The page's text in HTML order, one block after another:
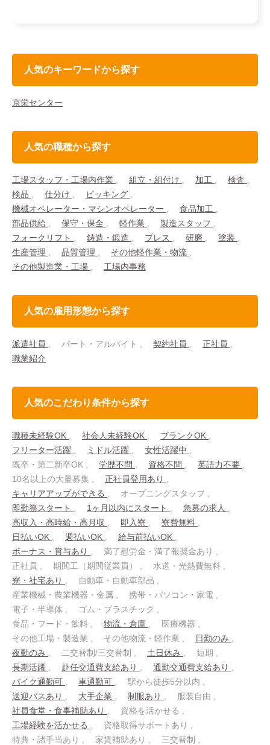
人気のキーワードから探す
京栄センター
人気の職種から探す
工場スタッフ・工場内作業 組立・組付け 加工
検査
検品
仕分け
ピッキング
機械オペレーター・マシンオペレーター
食品加工
部品供給
保守・保全 軽作業
製造スタッフ
フォークリフト
鋳造・鍛造 プレス 研磨
塗装
生産管理
品質管理
その他軽作業・物流
その他製造業・工場
工場内事務
人気の雇用形態から探す
派遣社員 パート・アルバイト 契約社員
正社員
職業紹介
人気のこだわり条件から探す
職種未経験OK 社会人未経験OK
ブランクOK
フリーター活躍
ミドル活躍
女性活躍中
既卒・第二新卒OK
学歴不問 資格不問
英語力不要
10名以上の大量募集
正社員登用あり
キャリアアップができる
オープニングスタッフ
即勤務スタート
1ヶ月以内にスタート
急募の求人
高収入・高時給・高月収
即入寮
寮費無料
日払いOK
週払いOK
給与前払いOK
ボーナス・賞与あり
満了慰労金・満了報奨金あり
正社員
期間工（期間従業員）
水道・光熱費無料
寮・社宅あり
自動車・自動車部品
産業機械・農業機器・金属
携帯・パソコン・家電
電子・半導体
ゴム・プラスチック
食品・フード・飲料
物流・倉庫
医療機器
その他工場・製造業
その他物流・軽作業
日勤のみ
夜勤のみ
二交替制/三交替制 土日休み
短期
長期活躍
赴任交通費支給あり
通勤交通費支給あり
バイク通勤可
車通勤可
駅から徒歩5分以内
送迎バスあり
大手企業 制服あり
服装自由
社員食堂・食事補助あり
資格を活かせる
工場経験を活かせる
資格取得サポートあり
特典・諸手当あり
家賃補助あり
三交替制